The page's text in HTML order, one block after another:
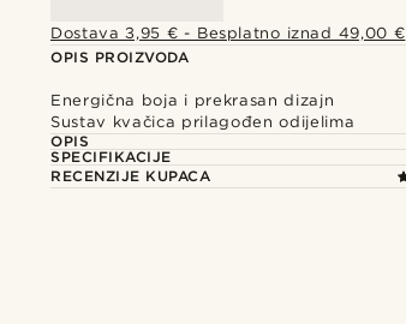
Dostava 3,95 € - Besplatno iznad 49,00 €
OPIS PROIZVODA
Energična boja i prekrasan dizajn
Sustav kvačica prilagođen odijelima
OPIS
SPECIFIKACIJE
RECENZIJE KUPACA